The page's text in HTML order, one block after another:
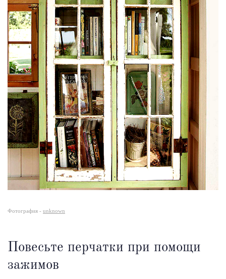
Фотография - unknown
Повесьте перчатки при помощи
зажимов